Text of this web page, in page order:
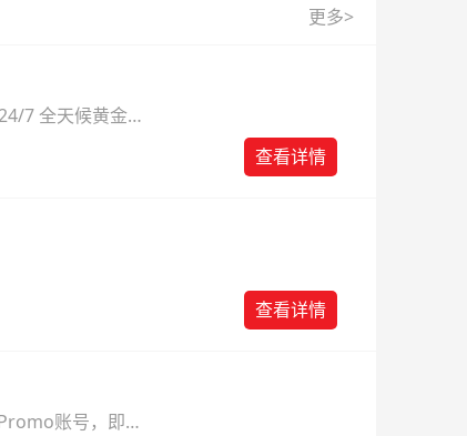
更多>
7 全天候黄金
查看详情
查看详情
账号，即可